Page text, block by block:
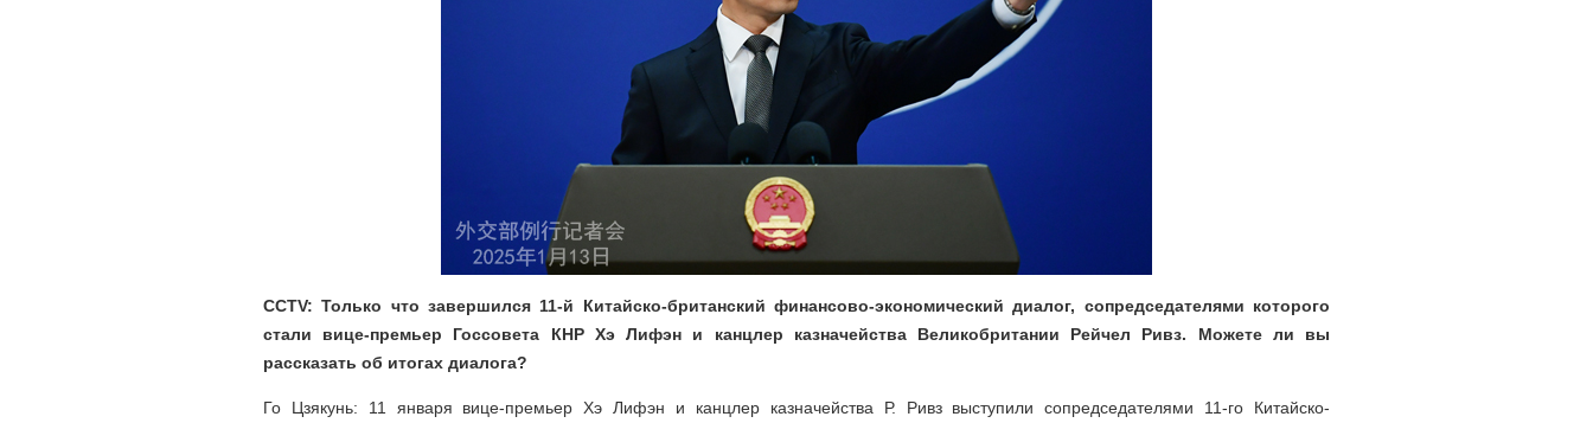
CCTV: Только что завершился 11-й Китайско-британский финансово-экономический диалог, сопредседателями которого
стали вице-премьер Госсовета КНР Хэ Лифэн и канцлер казначейства Великобритании Рейчел Ривз. Можете ли вы
рассказать об итогах диалога?
Го Цзякунь: 11 января вице-премьер Хэ Лифэн и канцлер казначейства Р. Ривз выступили сопредседателями 11-го Китайско-